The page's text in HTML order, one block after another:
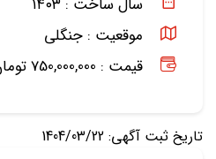
سال ساخت : ۱۴۰۳
موقعیت : جنگلی
قیمت : 750,000,000 تومان /
تاریخ ثبت آگهی: 1404/03/22